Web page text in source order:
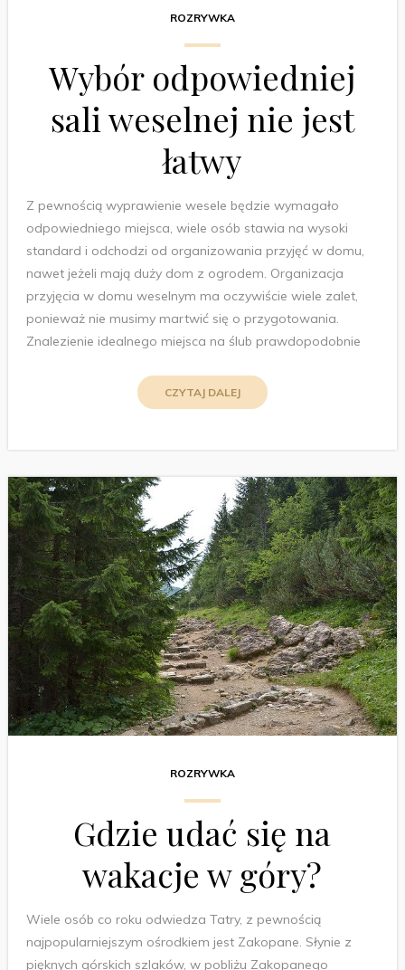
ROZRYWKA
Wybór odpowiedniej
sali weselnej nie jest
łatwy
Z pewnością wyprawienie wesele będzie wymagało
odpowiedniego miejsca, wiele osób stawia na wysoki
standard i odchodzi od organizowania przyjęć w domu,
nawet jeżeli mają duży dom z ogrodem. Organizacja
przyjęcia w domu weselnym ma oczywiście wiele zalet,
ponieważ nie musimy martwić się o przygotowania.
Znalezienie idealnego miejsca na ślub prawdopodobnie
CZYTAJ DALEJ
ROZRYWKA
Gdzie udać się na
wakacje w góry?
Wiele osób co roku odwiedza Tatry, z pewnością
najpopularniejszym ośrodkiem jest Zakopane. Słynie z
pięknych górskich szlaków, w pobliżu Zakopanego